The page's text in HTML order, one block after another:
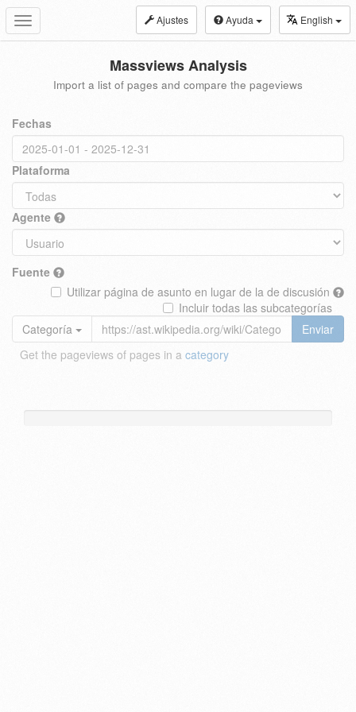
Toggle
navigation
Ajustes Ayuda English
Massviews Analysis
Import a list of pages and compare the pageviews
Fechas
Plataforma
Agente
Fuente
Utilizar página de asunto en lugar de la de discusión
Incluir todas las subcategorías
Categoría
Enviar
Get the pageviews of pages in a category